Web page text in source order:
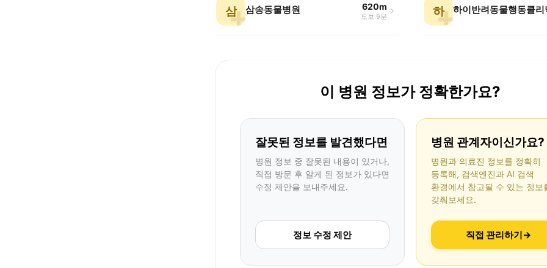
삼 삼송동물병원 620m
도보 9분 하 하이반려동물행동클리
이 병원 정보가 정확한가요?
잘못된 정보를 발견했다면
병원 정보 중 잘못된 내용이 있거나,
직접 방문 후 알게 된 정보가 있다면
수정 제안을 보내주세요.
정보 수정 제안
병원 관계자이신가요?
병원과 의료진 정보를 정확히
등록해, 검색엔진과 AI 검색
환경에서 참고될 수 있는 정보
갖춰보세요.
직접 관리하기→